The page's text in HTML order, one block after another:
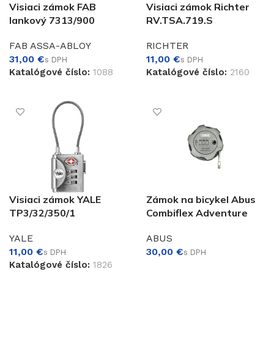
Visiaci zámok FAB
lankový 7313/900
FAB ASSA-ABLOY
€
Katalógové číslo: 1088
Visiaci zámok Richter
RV.TSA.719.S
RICHTER
€
Katalógové číslo: 2160
Visiaci zámok YALE
TP3/32/350/1
YALE
€
Katalógové číslo: 1826
Zámok na bicykel Abus
Combiflex Adventure
ABUS
€